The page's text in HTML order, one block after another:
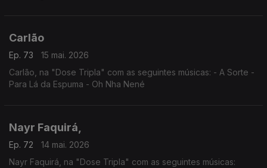
Carlão
Ep. 73
15 mai. 2026
Carlão, na "Dose Tripla" com as seguintes músicas: - A Sorte -
Para Lá da Espuma - Oh Nha Nené
Nayr Faquirá,
Ep. 72
14 mai. 2026
Nayr Faquirá, na "Dose Tripla" com as seguintes músicas: